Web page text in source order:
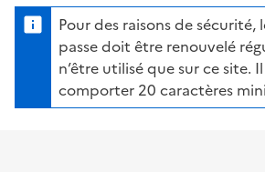
Authentification
Pour des raisons de sécurité,
passe doit être renouvelé
n’être utilisé que sur ce site.
comporter 20 caractères